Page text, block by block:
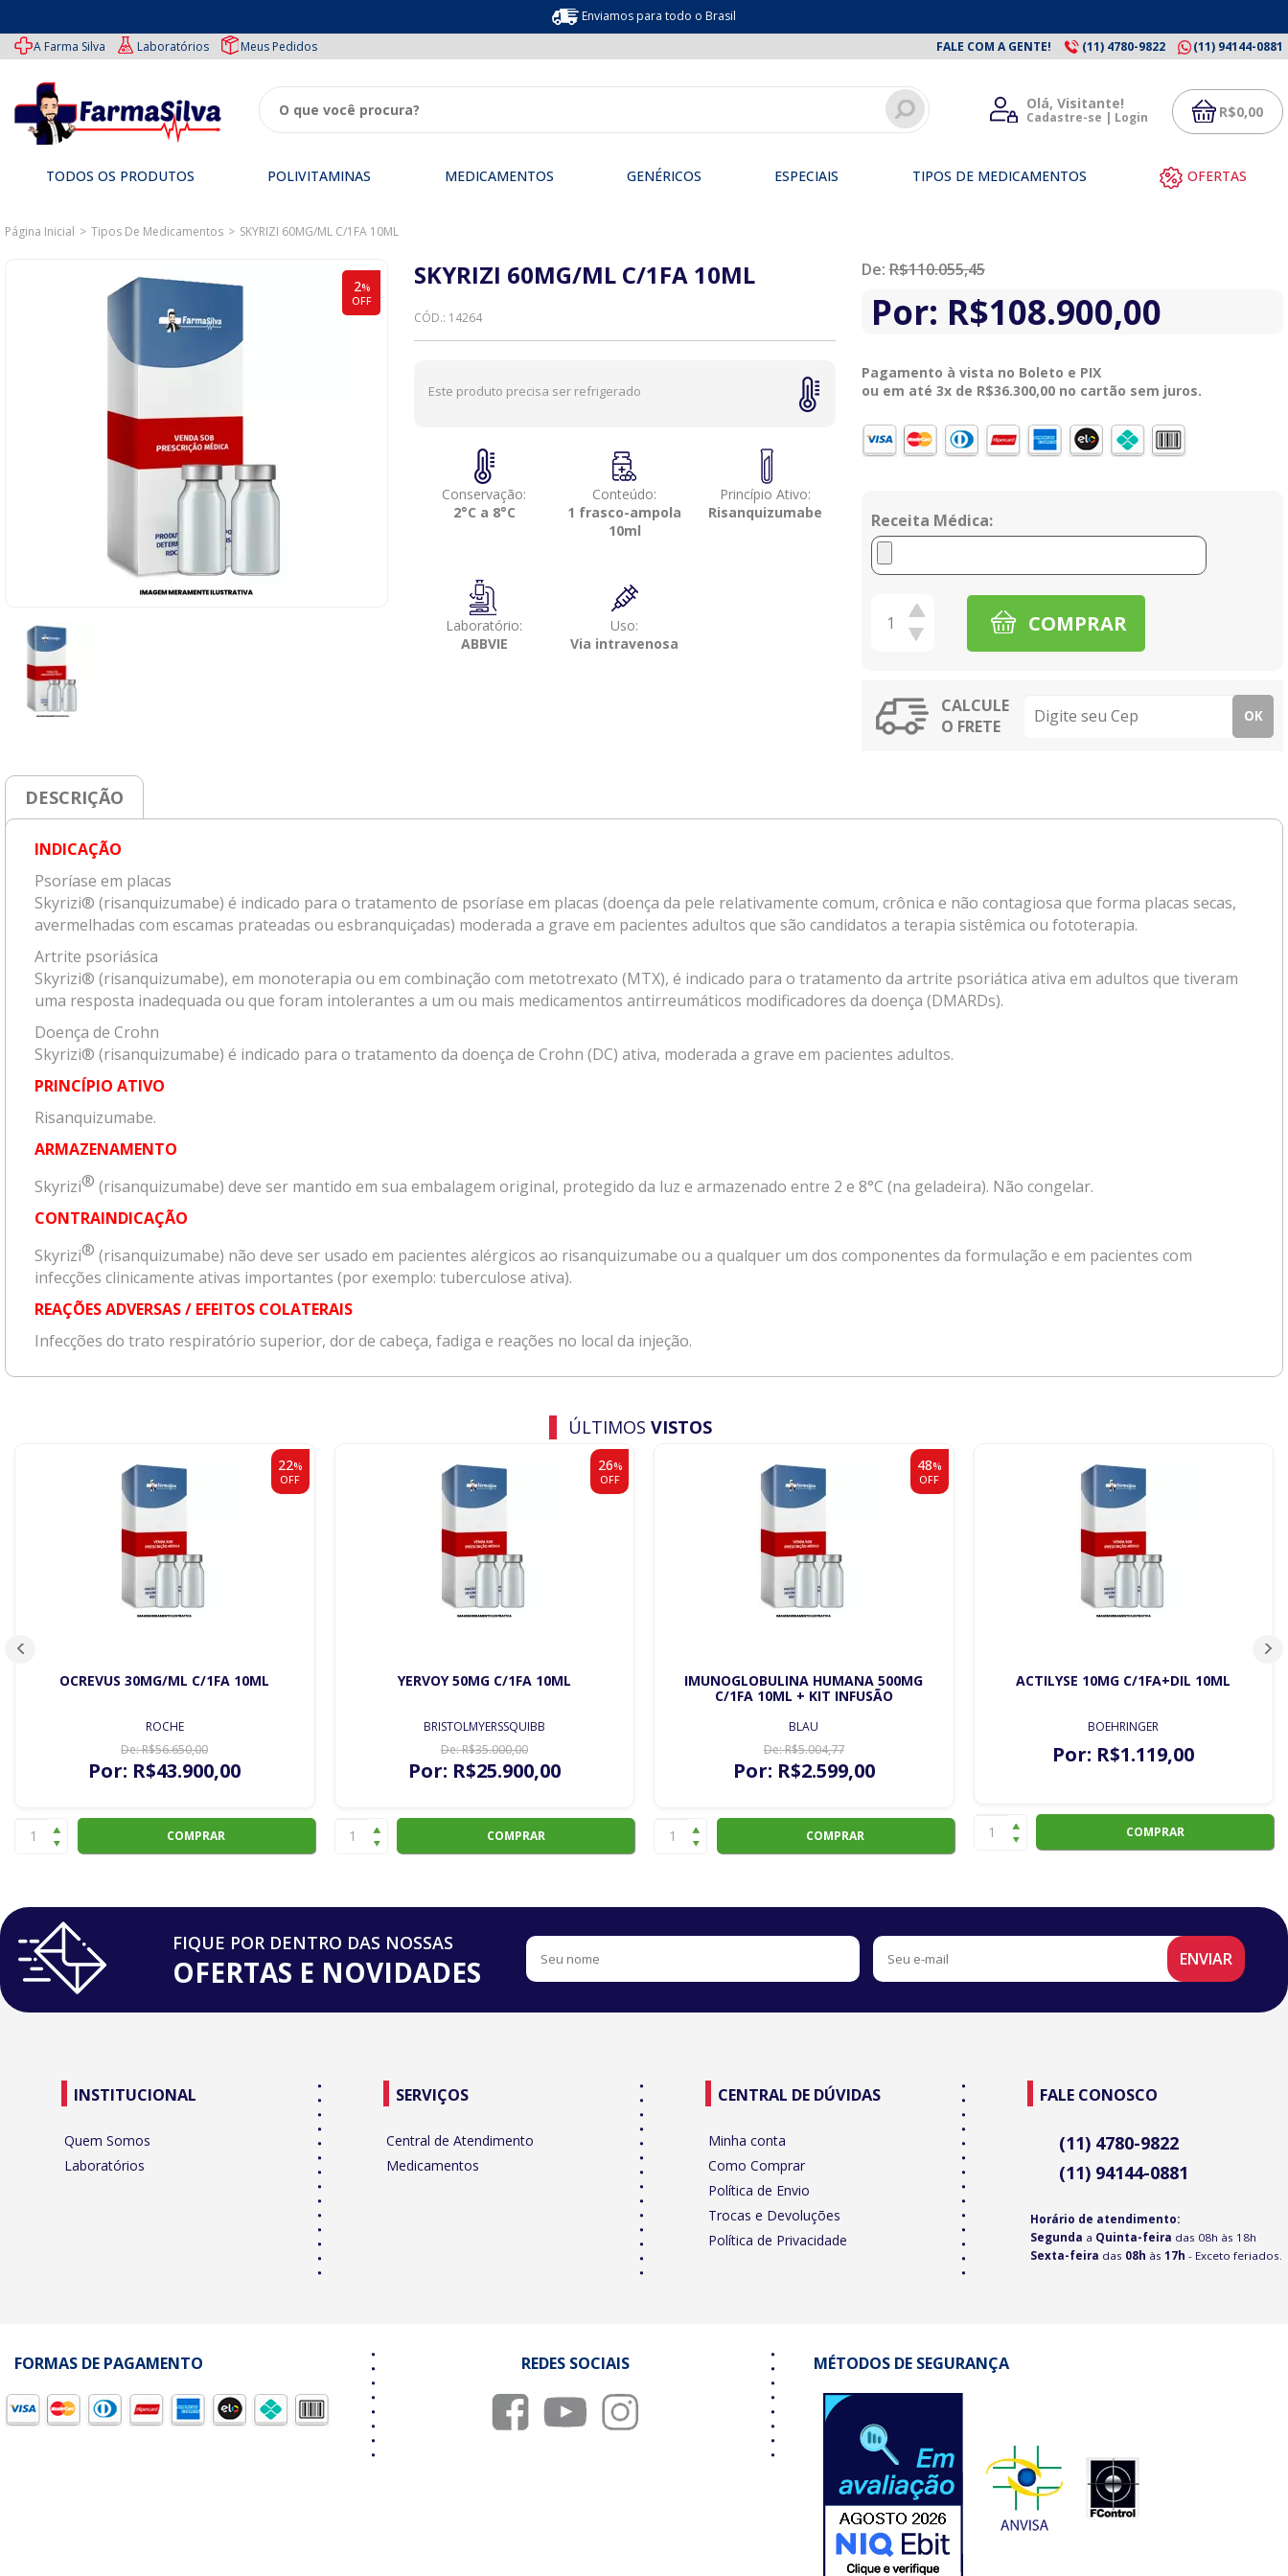
Enviamos para todo o Brasil
FALE COM A GENTE!
(11) 4780-9822 (11) 94144-0881
A Farma Silva Laboratórios Meus Pedidos
Olá, Visitante!
Cadastre-se | Login R$0,00
OS
Medicamentos
TODOS OS PRODUTOS POLIVITAMINAS MEDICAMENTOS GENÉRICOS ESPECIAIS TIPOS DE MEDICAMENTOS OFERTAS
Página Inicial Tipos De Medicamentos SKYRIZI 60MG/ML C/1FA 10ML
2%
OFF
SKYRIZI 60MG/ML C/1FA 10ML
CÓD.: 14264
Este produto precisa ser refrigerado
Conservação:
2°C a 8°C
Conteúdo:
1 frasco-ampola
10ml
Princípio Ativo:
Risanquizumabe
Laboratório:
ABBVIE
Uso:
Via intravenosa
De: R$110.055,45
Por: R$108.900,00
Pagamento à vista no Boleto e PIX
ou em até 3x de R$36.300,00no cartão sem juros.
Receita Médica:
COMPRAR
CALCULE
O FRETE
OK
DESCRIÇÃO
INDICAÇÃO
Psoríase em placas
Skyrizi® (risanquizumabe) é indicado para o tratamento de psoríase em placas (doença da pele relativamente comum, crônica e não contagiosa que forma placas secas,
avermelhadas com escamas prateadas ou esbranquiçadas) moderada a grave em pacientes adultos que são candidatos a terapia sistêmica ou fototerapia.
Artrite psoriásica
Skyrizi® (risanquizumabe), em monoterapia ou em combinação com metotrexato (MTX), é indicado para o tratamento da artrite psoriática ativa em adultos que tiveram
uma resposta inadequada ou que foram intolerantes a um ou mais medicamentos antirreumáticos modificadores da doença (DMARDs).
Doença de Crohn
Skyrizi® (risanquizumabe) é indicado para o tratamento da doença de Crohn (DC) ativa, moderada a grave em pacientes adultos.
PRINCÍPIO ATIVO
Risanquizumabe.
ARMAZENAMENTO
Skyrizi® (risanquizumabe) deve ser mantido em sua embalagem original, protegido da luz e armazenado entre 2 e 8°C (na geladeira). Não congelar.
CONTRAINDICAÇÃO
Skyrizi® (risanquizumabe) não deve ser usado em pacientes alérgicos ao risanquizumabe ou a qualquer um dos componentes da formulação e em pacientes com
infecções clinicamente ativas importantes (por exemplo: tuberculose ativa).
REAÇÕES ADVERSAS / EFEITOS COLATERAIS
Infecções do trato respiratório superior, dor de cabeça, fadiga e reações no local da injeção.
ÚLTIMOS VISTOS
22%
OFF
OCREVUS 30MG/ML C/1FA 10ML
ROCHE
De:R$56.650,00
Por: R$43.900,00
COMPRAR
26%
OFF
YERVOY 50MG C/1FA 10ML
BRISTOLMYERSSQUIBB
De:R$35.000,00
Por: R$25.900,00
COMPRAR
48%
OFF
IMUNOGLOBULINA HUMANA 500MG
C/1FA 10ML + KIT INFUSÃO
BLAU
De:R$5.004,77
Por: R$2.599,00
COMPRAR
ACTILYSE 10MG C/1FA+DIL 10ML
BOEHRINGER
Por: R$1.119,00
COMPRAR
FIQUE POR DENTRO DAS NOSSAS
OFERTAS E NOVIDADES
INSTITUCIONAL
Quem Somos
Laboratórios
SERVIÇOS
Central de Atendimento
Medicamentos
CENTRAL DE DÚVIDAS
Minha conta
Como Comprar
Política de Envio
Trocas e Devoluções
Política de Privacidade
FALE CONOSCO
(11) 4780-9822
(11) 94144-0881
Horário de atendimento:
Segunda a Quinta-feira das 08h às 18h
Sexta-feira das 08h às17h - Exceto feriados.
FORMAS DE PAGAMENTO REDES SOCIAIS MÉTODOS DE SEGURANÇA